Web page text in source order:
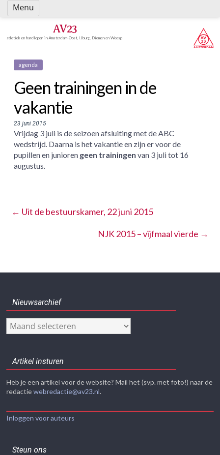
Spring
naar
AV23
atletiek en hardlopen in Amsterdam-Oost, IJburg, Diemen en Weesp
agenda
Geen trainingen in de
vakantie
23 juni 2015
Vrijdag 3 juli is de seizoen afsluiting met de ABC
wedstrijd. Daarna is het vakantie en zijn er voor de
pupillen en junioren geen trainingenvan 3 juli tot 16
augustus.
← Uit de bestuurskamer, 22 juni 2015
NJK 2015 – vijfmaal vierde →
Nieuwsarchief
Nieuwsarchief
Artikel insturen
Heb je een artikel voor de website? Mail het (svp. met foto!) naar de
redactiewebredactie@av23.nl.
Inloggen voor auteurs
Steun ons
Menu